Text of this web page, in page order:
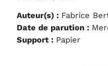
Auteur(s) : Fabrice
Date de parution :
Support : Papier